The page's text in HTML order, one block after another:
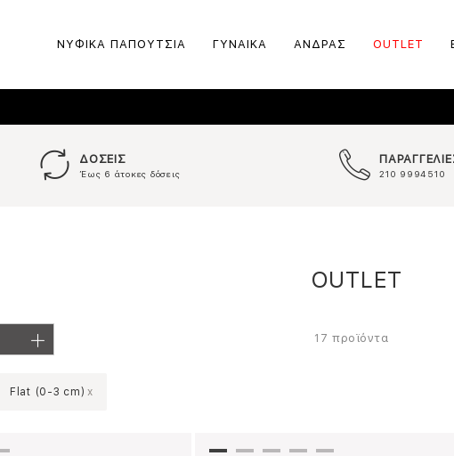
ΝΥΦΙΚΑ ΠΑΠΟΥΤΣΙΑ ΓΥΝΑΙΚΑ ΑΝΔΡΑΣ OUTLET
ΔΟΣΕΙΣ
Έως 6 άτοκες δόσεις 210 9994510
OUTLET
17 προϊόντα
Flat (0-3 cm) x